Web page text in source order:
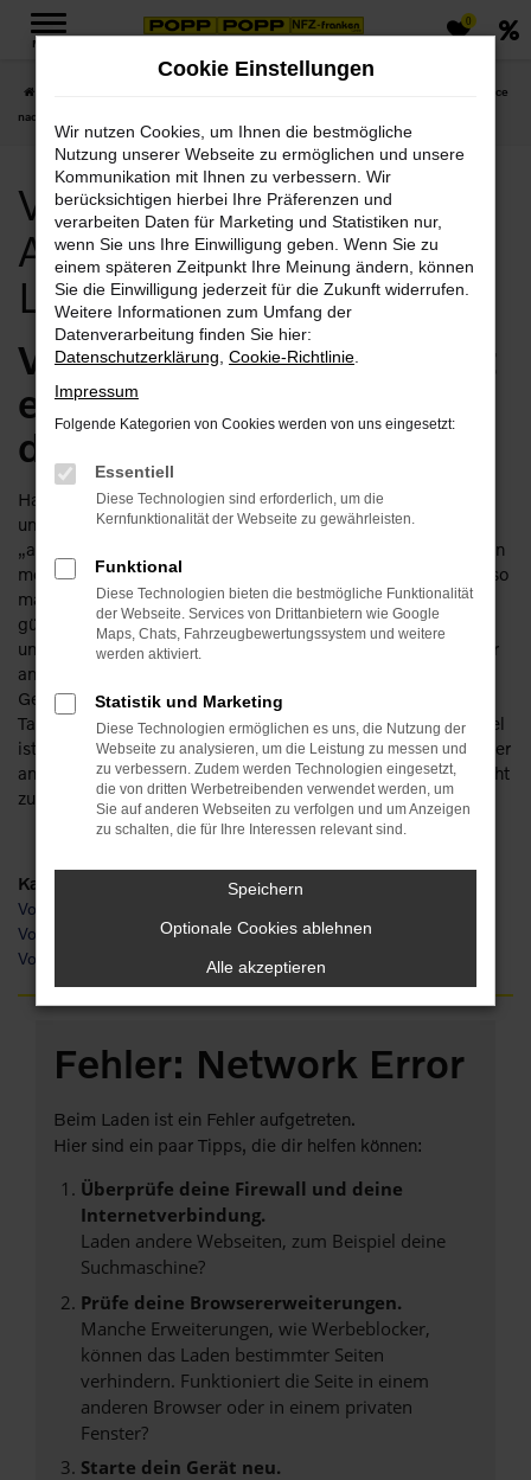
Zum
MENÜ
0
Volvo Hof, Volvo XC90 Angebote mit Lieferservice
nach Hof
Volvo Hof, Volvo XC90
Angebote mit
Lieferservice nach Hof
Volvo XC90 in Hof – jetzt
einsteigen und
durchstarten
Haben Sie Lust, schon bald in Ihrem Volvo XC90 in Hof
unterwegs zu sein? Dann lassen Sie uns gemeinsam daran
„arbeiten“. Keine Sorge: wir verfügen über eine Erfahrung von
mehr als 110 Jahren im Automobilbereich und haben schon so
manchen Traum erfüllt. So werden auch Sie staunen, wie
günstig ein Volvo XC90 für Hof zu haben ist und wie viele
unterschiedliche Möglichkeiten existieren. Die Rede ist unter
anderem von einem Neuwagen. Oder einem
Gebrauchtfahrzeug, einem Jahreswagen, einer
Tageszulassung. Die Ideen gehen uns nicht aus und unser Ziel
ist Ihre Mobilität in Hof. Dass der Volvo XC90 hierfür eines der
am Besten geeigneten Fahrzeuge ist, braucht hoffentlich nicht
zusätzlich erwähnt zu werden.
Kategorie
Volvo XC90 Gebrauchtwagen Hof
Volvo XC90 Neuwagen Hof
Volvo XC90 Hof
Fehler: Network Error
Beim Laden ist ein Fehler aufgetreten.
Hier sind ein paar Tipps, die dir helfen können:
Überprüfe deine Firewall und deine
Internetverbindung.
Laden andere Webseiten, zum Beispiel deine
Suchmaschine?
Prüfe deine Browsererweiterungen.
Manche Erweiterungen, wie Werbeblocker,
können das Laden bestimmter Seiten
verhindern. Funktioniert die Seite in einem
anderen Browser oder in einem privaten
Fenster?
Starte dein Gerät neu.
Cookie Einstellungen
Wir nutzen Cookies, um Ihnen die bestmögliche
Nutzung unserer Webseite zu ermöglichen und unsere
Kommunikation mit Ihnen zu verbessern. Wir
berücksichtigen hierbei Ihre Präferenzen und
verarbeiten Daten für Marketing und Statistiken nur,
wenn Sie uns Ihre Einwilligung geben. Wenn Sie zu
einem späteren Zeitpunkt Ihre Meinung ändern, können
Sie die Einwilligung jederzeit für die Zukunft widerrufen.
Weitere Informationen zum Umfang der
Datenverarbeitung finden Sie hier:
Datenschutzerklärung Cookie-Richtlinie
Impressum
Folgende Kategorien von Cookies werden von uns eingesetzt:
Essentiell
Diese Technologien sind erforderlich, um die
Kernfunktionalität der Webseite zu gewährleisten.
Funktional
Diese Technologien bieten die bestmögliche Funktionalität
der Webseite. Services von Drittanbietern wie Google
Maps, Chats, Fahrzeugbewertungssystem und weitere
werden aktiviert.
Statistik und Marketing
Diese Technologien ermöglichen es uns, die Nutzung der
Webseite zu analysieren, um die Leistung zu messen und
zu verbessern. Zudem werden Technologien eingesetzt,
die von dritten Werbetreibenden verwendet werden, um
Sie auf anderen Webseiten zu verfolgen und um Anzeigen
zu schalten, die für Ihre Interessen relevant sind.
Speichern
Optionale Cookies ablehnen
Alle akzeptieren